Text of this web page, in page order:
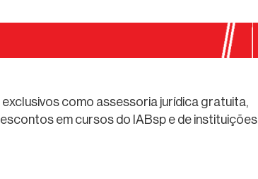
como assessoria jurídica gratuita,
em cursos do IABsp e de instituições